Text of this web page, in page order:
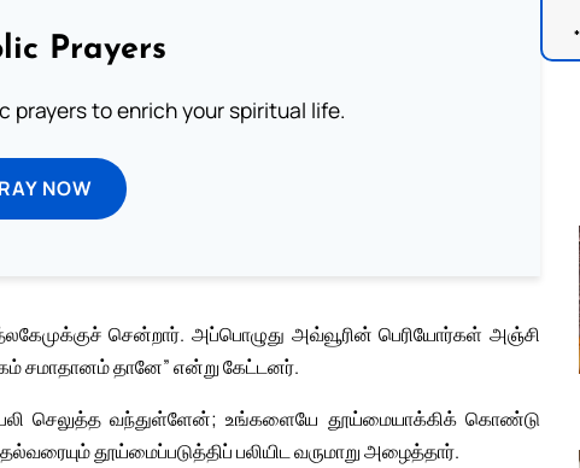
Prayers
prayers to enrich your spiritual life.
NOW
சென்றார். அப்பொழுது அவ்வூரின் பெரியோர்கள் அஞ்சி
சமாதானம் தானே” என்று கேட்டனர்.
செலுத்த வந்துள்ளேன்; உங்களையே தூய்மையாக்கிக் கொண்டு
தூய்மைப்படுத்திப் பலியிட வருமாறு அழைத்தார்.